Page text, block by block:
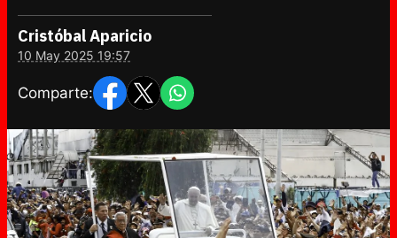
Cristóbal Aparicio
10 May 2025 19:57
Comparte: